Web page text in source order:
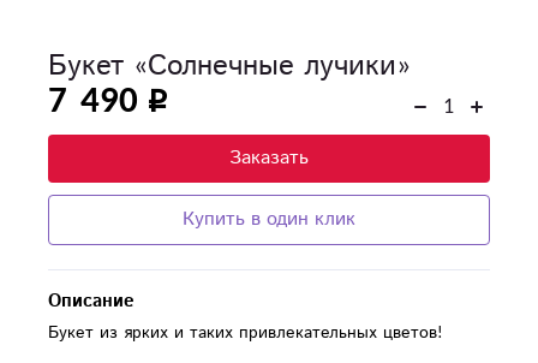
Букет «Солнечные лучики»
7 490
Заказать
Купить в один клик
Описание
Букет из ярких и таких привлекательных цветов!